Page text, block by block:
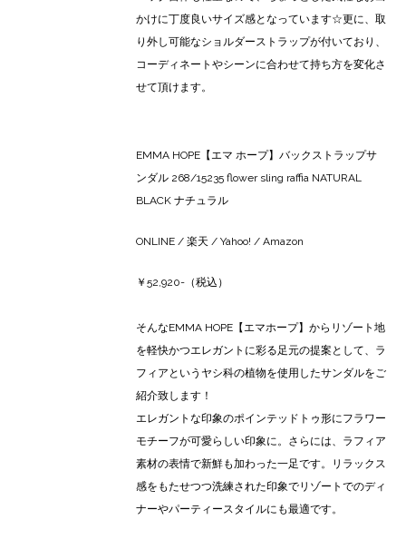
かけに丁度良いサイズ感となっています☆更に、取
り外し可能なショルダーストラップが付いており、
コーディネートやシーンに合わせて持ち方を変化さ
せて頂けます。
EMMA HOPE【エマ ホープ】バックストラップサ
ンダル 268/15235 flower sling raffia NATURAL
BLACK ナチュラル
ONLINE/ 楽天 / Yahoo! / Amazon
￥52,920-（税込）
そんなEMMA HOPE【エマホープ】からリゾート地
を軽快かつエレガントに彩る足元の提案として、ラ
フィアというヤシ科の植物を使用したサンダルをご
紹介致します！
エレガントな印象のポインテッドトゥ形にフラワー
モチーフが可愛らしい印象に。さらには、ラフィア
素材の表情で新鮮も加わった一足です。リラックス
感をもたせつつ洗練された印象でリゾートでのディ
ナーやパーティースタイルにも最適です。